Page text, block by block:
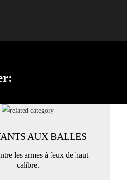
AUX BALLES
les armes à feux de haut
calibre.